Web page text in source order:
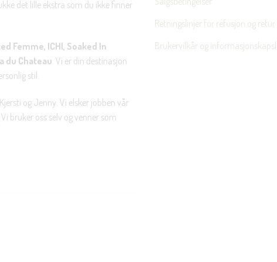
det lille ekstra som du ikke finner
Femme, ICHI, Soaked In
du Chateau . Vi er din destinasjon
stil.
og Jenny. Vi elsker jobben vår
bruker oss selv og venner som
Retningslinjer for refusjon og retur
Brukervilkår og